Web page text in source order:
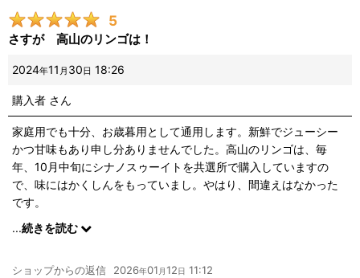
5
さすが 高山のリンゴは！
2024年11 月 30 日 18:26
購入者 さん
家庭用でも十分、お歳暮用として通用します。新鮮でジューシー
かつ甘味もあり申し分ありませんでした。高山のリンゴは、毎
年、10月中旬にシナノスゥーイトを共選所で購入していますの
で、味にはかくしんをもっていまし。やはり、間違えはなかった
です。
11月中旬の注文で、11月末には届き、迅速な対応にも感謝です。
ありがとうございまました。
...続きを読む
ショップからの返信 2026年01 月12日 11:12